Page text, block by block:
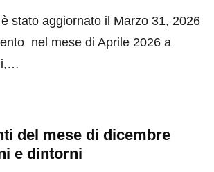
stato aggiornato il Marzo 31, 2026
nel mese di Aprile 2026 a
del mese di dicembre
e dintorni